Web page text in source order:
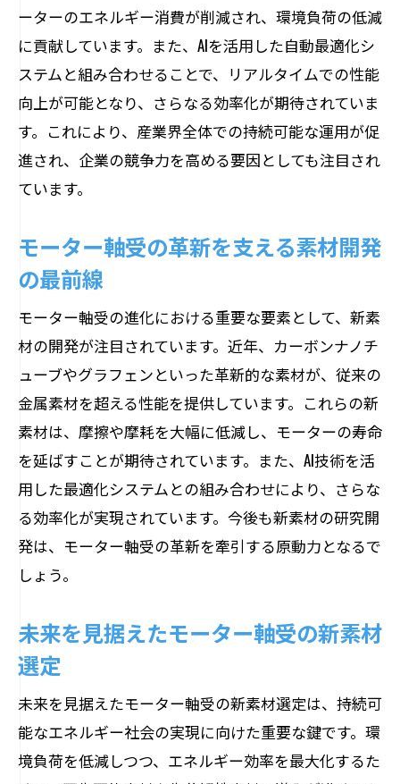
ーターのエネルギー消費が削減され、環境負荷の低減
に貢献しています。また、AIを活用した自動最適化シ
ステムと組み合わせることで、リアルタイムでの性能
向上が可能となり、さらなる効率化が期待されていま
す。これにより、産業界全体での持続可能な運用が促
進され、企業の競争力を高める要因としても注目され
ています。
モーター軸受の革新を支える素材開発
の最前線
モーター軸受の進化における重要な要素として、新素
材の開発が注目されています。近年、カーボンナノチ
ューブやグラフェンといった革新的な素材が、従来の
金属素材を超える性能を提供しています。これらの新
素材は、摩擦や摩耗を大幅に低減し、モーターの寿命
を延ばすことが期待されています。また、AI技術を活
用した最適化システムとの組み合わせにより、さらな
る効率化が実現されています。今後も新素材の研究開
発は、モーター軸受の革新を牽引する原動力となるで
しょう。
未来を見据えたモーター軸受の新素材
選定
未来を見据えたモーター軸受の新素材選定は、持続可
能なエネルギー社会の実現に向けた重要な鍵です。環
境負荷を低減しつつ、エネルギー効率を最大化するた